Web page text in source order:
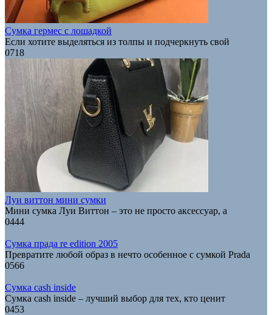
Сумка гермес с лошадкой
Если хотите выделяться из толпы и подчеркнуть свой
0718
Луи виттон мини сумки
Мини сумка Луи Виттон – это не просто аксессуар, а
0444
Сумка прада re edition 2005
Превратите любой образ в нечто особенное с сумкой Prada
0566
Сумка cash inside
Сумка cash inside – лучший выбор для тех, кто ценит
0453